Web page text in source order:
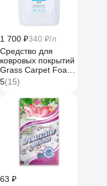
1 700 ₽340 ₽/л
Средство для
ковровых покрытий
Grass Carpet Foam
Cleaner 5л
пятновыводитель
для химчистки
125202
5(15)
63 ₽